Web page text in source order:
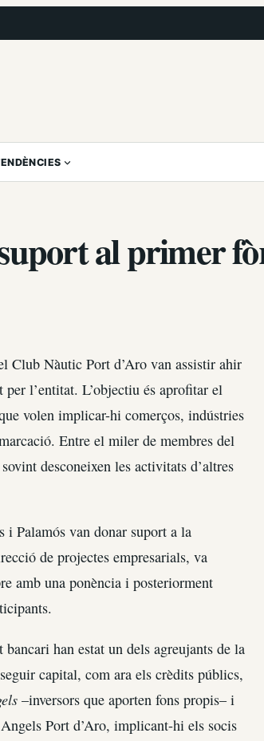
al primer
Club Nàutic Port d’Aro van assistir ahir
l’entitat. L’objectiu és aprofitar el
volen implicar-hi comerços, indústries
Entre el miler de membres del
desconeixen les activitats d’altres
i Palamós van donar suport a la
de projectes empresarials, va
amb una ponència i posteriorment
han estat un dels agreujants de la
capital, com ara els crèdits públics,
–inversors que aporten fons propis– i
Port d’Aro, implicant-hi els socis